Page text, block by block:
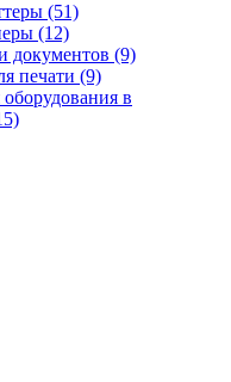
(51)
(12)
документов (9)
печати (9)
в